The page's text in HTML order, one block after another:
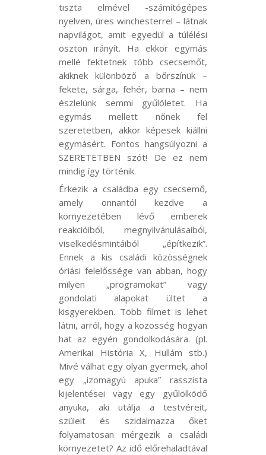
tiszta elmével -számítógépes
nyelven, üres winchesterrel – látnak
napvilágot, amit egyedül a túlélési
ösztön irányít. Ha ekkor egymás
mellé fektetnek több csecsemőt,
akiknek különböző a bőrszínük –
fekete, sárga, fehér, barna – nem
észlelünk semmi gyűlöletet. Ha
egymás mellett nőnek fel
szeretetben, akkor képesek kiállni
egymásért. Fontos hangsúlyozni a
SZERETETBEN szót! De ez nem
mindig így történik.
Érkezik a családba egy csecsemő,
amely onnantól kezdve a
környezetében lévő emberek
reakcióiból, megnyilvánulásaiból,
viselkedésmintáiból „építkezik”.
Ennek a kis családi közösségnek
óriási felelőssége van abban, hogy
milyen „programokat” vagy
gondolati alapokat ültet a
kisgyerekben. Több filmet is lehet
látni, arról, hogy a közösség hogyan
hat az egyén gondolkodására. (pl.
Amerikai História X, Hullám stb.)
Mivé válhat egy olyan gyermek, ahol
egy „izomagyú apuka” rasszista
kijelentései vagy egy gyűlölködő
anyuka, aki utálja a testvéreit,
szüleit és szidalmazza őket
folyamatosan mérgezik a családi
környezetet? Az idő előrehaladtával